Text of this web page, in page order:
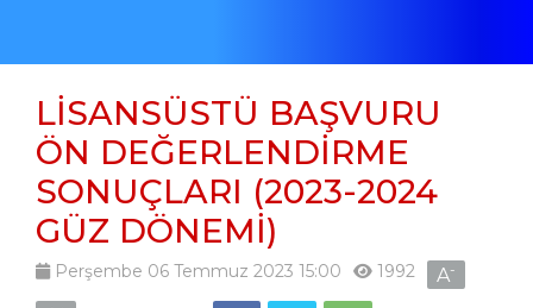
LİSANSÜSTÜ BAŞVURU
ÖN DEĞERLENDİRME
SONUÇLARI (2023-2024
GÜZ DÖNEMİ)
Perşembe 06 Temmuz 2023 15:00 1992 A-